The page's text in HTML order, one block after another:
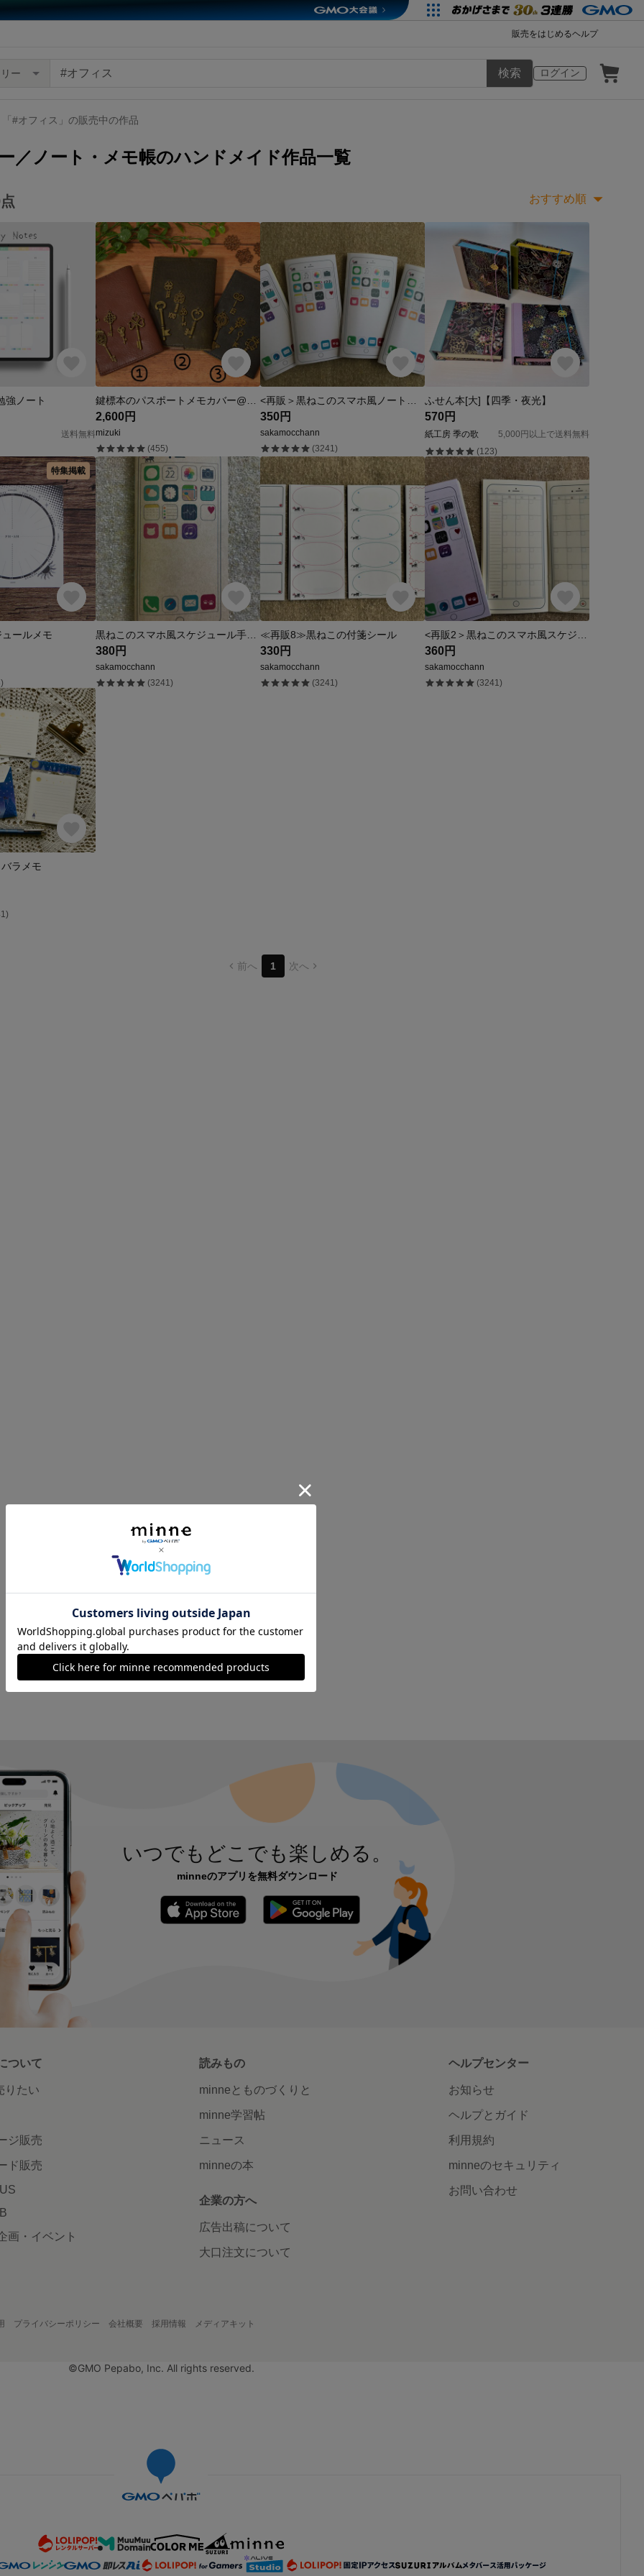
販売をはじめるヘルプ
ログイン
ー 検索
「#オフィス」の販売中の作品
／ノート・メモ帳のハンドメイド作品一覧
点 おすすめ順
強ノート
送料無料
2,600円
mizuki
(455)
350円
sakamocchann
(3241)
ふせん本[大]【四季・夜光】
570円
紙工房 季の歌
5,000円以上で送料無料
(123)
特集掲載
ールメモ
380円
sakamocchann
(3241)
≪再販8≫黒ねこの付箋シール
330円
sakamocchann
(3241)
360円
sakamocchann
(3241)
ラメモ
前へ 1 次へ
いつでもどこでも楽しめる。
minneのアプリを無料ダウンロード
ついて
りたい
ジ販売
ド販売
画・イベント
読みもの
minneとものづくりと
minne学習帖
ニュース
minneの本
企業の方へ
広告出稿について
大口注文について
ヘルプセンター
お知らせ
ヘルプとガイド
利用規約
minneのセキュリティ
お問い合わせ
プライバシーポリシー 会社概要 採用情報 メディアキット
©GMO Pepabo, Inc. All rights reserved.